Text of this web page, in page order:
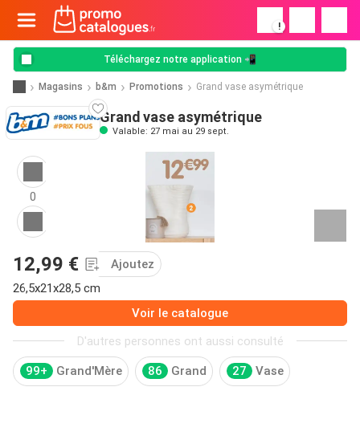
!
Téléchargez notre application 📲
Magasins b&m Promotions Grand vase asymétrique
Grand vase asymétrique
Valable: 27 mai au 29 sept.
0
12,99 €
Ajoutez
26,5x21x28,5 cm
Voir le catalogue
D'autres personnes ont aussi consulté
99+ Grand'Mère 86 Grand 27 Vase